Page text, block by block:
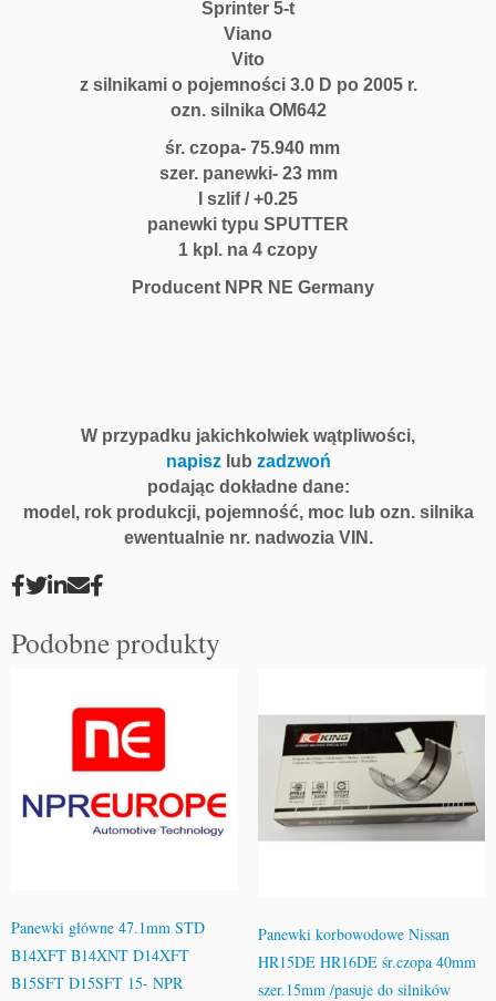
Sprinter 5-t
Viano
Vito
z silnikami o pojemności 3.0 D po 2005 r.
ozn. silnika OM642
śr. czopa- 75.940 mm
szer. panewki- 23 mm
I szlif / +0.25
panewki typu SPUTTER
1 kpl. na 4 czopy
Producent NPR NE Germany
W przypadku jakichkolwiek wątpliwości,
napiszlub zadzwoń
podając dokładne dane:
model, rok produkcji, pojemność, moc lub ozn. silnika
ewentualnie nr. nadwozia VIN.
Podobne produkty
Panewki główne 47.1mm STD
B14XFT B14XNT D14XFT
B15SFT D15SFT 15- NPR
Panewki korbowodowe Nissan
HR15DE HR16DE śr.czopa 40mm
szer.15mm /pasuje do silników